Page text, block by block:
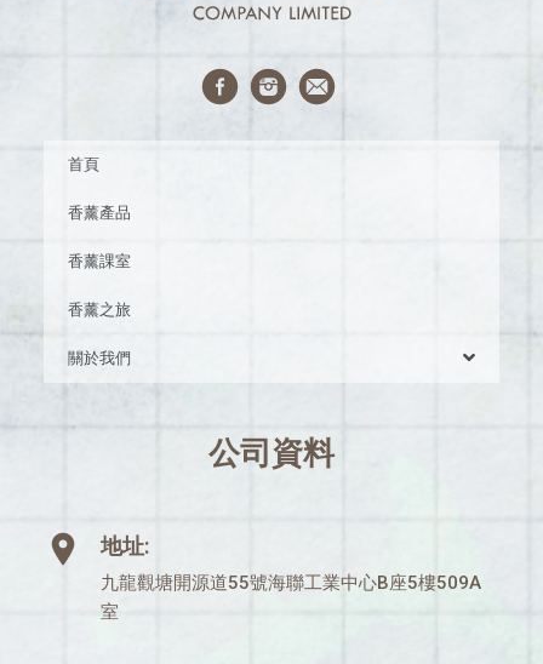
首頁
香薰產品
香薰課室
香薰之旅
關於我們
公司資料
地址:
九龍觀塘開源道55號海聯工業中心B座5樓509A
室